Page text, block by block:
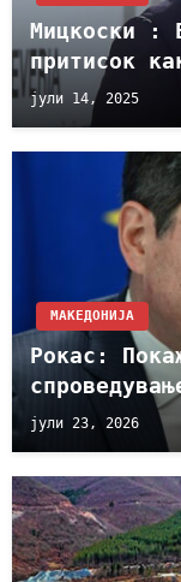
Мицкоски :
притисок
јули 14, 2025
МАКЕДОНИЈА
Рокас:
јули 23, 2026